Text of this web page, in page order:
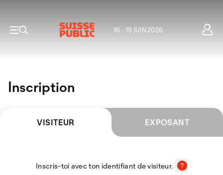
16 - 19 JUIN 2026
Inscription
VISITEUR EXPOSANT
Inscris-toi avec ton identifiant de visiteur.